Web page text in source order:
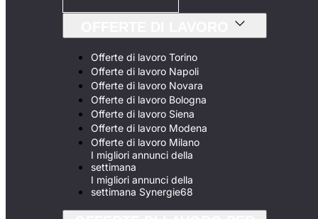
Offerte di lavoro Torino
Offerte di lavoro Napoli
Offerte di lavoro Novara
Offerte di lavoro Bologna
Offerte di lavoro Siena
Offerte di lavoro Modena
Offerte di lavoro Milano
I migliori annunci della
settimana
I migliori annunci della
settimana Synergie68